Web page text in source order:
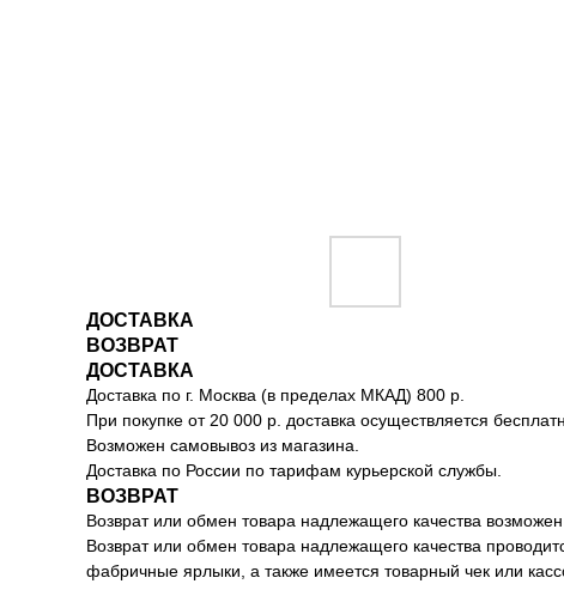
ДОСТАВКА
ВОЗВРАТ
ДОСТАВКА
Доставка по г. Москва (в пределах МКАД) 800 р.
При покупке от 20 000 р. доставка осуществляется
Возможен самовывоз из магазина.
Доставка по России по тарифам курьерской службы.
ВОЗВРАТ
Возврат или обмен товара надлежащего качества
Возврат или обмен товара надлежащего качества
фабричные ярлыки, а также имеется товарный чек или